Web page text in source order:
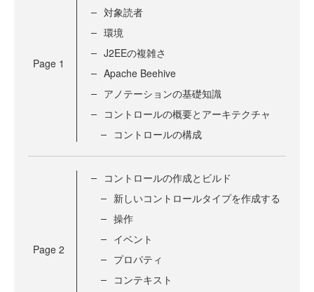
Page 1
対象読者
環境
J2EEの複雑さ
Apache Beehive
アノテーションの基礎知識
コントロールの概要とアーキテクチャ
コントロールの構成
Page 2
コントロールの作成とビルド
新しいコントロールタイプを作成する
操作
イベント
プロパティ
コンテキスト